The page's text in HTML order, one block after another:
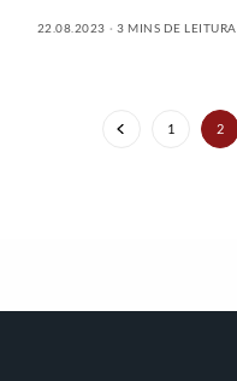
22.08.2023 3 MINS DE LEITURA
1 2